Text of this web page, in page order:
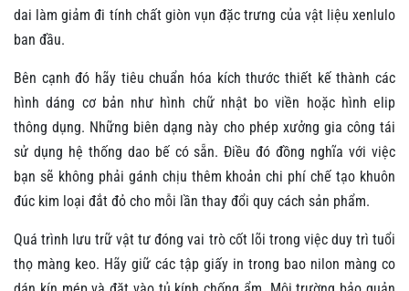
dai làm giảm đi tính chất giòn vụn đặc trưng của vật liệu xenlulo
ban đầu.
Bên cạnh đó hãy tiêu chuẩn hóa kích thước thiết kế thành các
hình dáng cơ bản như hình chữ nhật bo viền hoặc hình elip
thông dụng. Những biên dạng này cho phép xưởng gia công tái
sử dụng hệ thống dao bế có sẵn. Điều đó đồng nghĩa với việc
bạn sẽ không phải gánh chịu thêm khoản chi phí chế tạo khuôn
đúc kim loại đắt đỏ cho mỗi lần thay đổi quy cách sản phẩm.
Quá trình lưu trữ vật tư đóng vai trò cốt lõi trong việc duy trì tuổi
thọ màng keo. Hãy giữ các tập giấy in trong bao nilon màng co